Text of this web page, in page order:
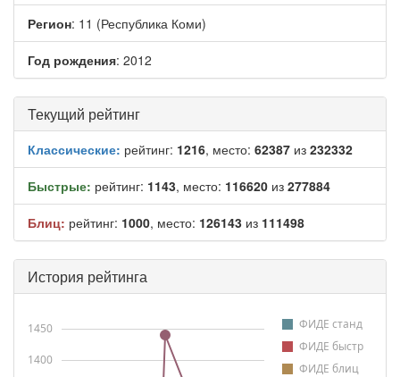
Регион: 11 (Республика Коми)
Год рождения: 2012
Текущий рейтинг
Классические: рейтинг: 1216, место: 62387 из 232332
Быстрые: рейтинг: 1143, место: 116620 из 277884
Блиц: рейтинг: 1000, место: 126143 из 111498
История рейтинга
ФИДЕ станд
ФИДЕ быстр
ФИДЕ блиц
1400
1450